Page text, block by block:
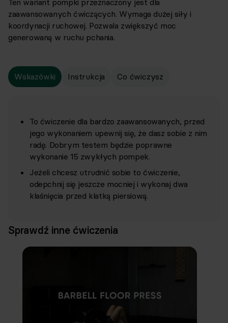
Ten wariant pompki przeznaczony jest dla
zaawansowanych ćwiczących. Wymaga dużej siły i
koordynacji ruchowej. Pozwala zwiększyć moc
generowaną w ruchu pchania.
Wskazówki Instrukcja Co ćwiczysz
To ćwiczenie dla bardzo zaawansowanych, przed
jego wykonaniem upewnij się, że dasz sobie z nim
radę. Dobrym testem będzie poprawne
wykonanie 15 zwykłych pompek.
Jeżeli chcesz utrudnić sobie to ćwiczenie,
odepchnij się jeszcze mocniej i wykonaj dwa
klaśnięcia przed klatką piersiową.
Sprawdź inne ćwiczenia